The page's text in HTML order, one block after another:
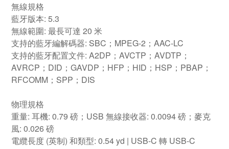
無線規格
藍牙版本: 5.3
無線範圍: 最長可達 20 米
支持的藍牙編解碼器: SBC；MPEG-2；AAC-LC
支持的藍牙配置文件: A2DP；AVCTP；AVDTP；
AVRCP；DID；GAVDP；HFP；HID；HSP；PBAP；
RFCOMM；SPP；DIS
物理規格
重量: 耳機: 0.79 磅；USB 無線接收器: 0.0094 磅；麥克
風: 0.026 磅
電纜長度 (英制) 和類型: 0.54 yd | USB-C 轉 USB-C